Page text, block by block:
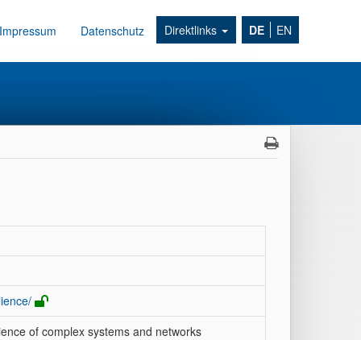
Impressum Datenschutz Direktlinks DE EN
of complex systems and networks